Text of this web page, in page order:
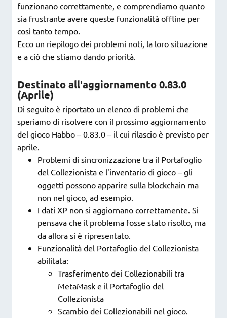
funzionano correttamente, e comprendiamo quanto
sia frustrante avere queste funzionalità offline per
così tanto tempo.
Ecco un riepilogo dei problemi noti, la loro situazione
e a ciò che stiamo dando priorità.
Destinato all'aggiornamento 0.83.0
(Aprile)
Di seguito è riportato un elenco di problemi che
speriamo di risolvere con il prossimo aggiornamento
del gioco Habbo – 0.83.0 – il cui rilascio è previsto per
aprile.
Problemi di sincronizzazione tra il Portafoglio
del Collezionista e l'inventario di gioco – gli
oggetti possono apparire sulla blockchain ma
non nel gioco, ad esempio.
I dati XP non si aggiornano correttamente. Si
pensava che il problema fosse stato risolto, ma
da allora si è ripresentato.
Funzionalità del Portafoglio del Collezionista
abilitata:
Trasferimento dei Collezionabili tra
MetaMask e il Portafoglio del
Collezionista
Scambio dei Collezionabili nel gioco.